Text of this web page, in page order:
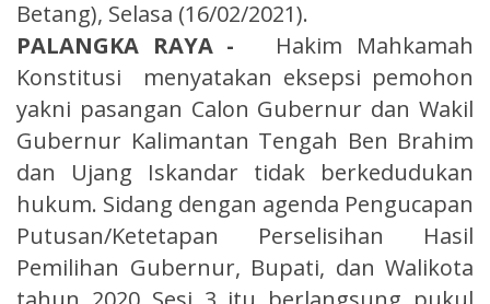
Betang), Selasa (16/02/2021).
PALANGKA RAYA -
Hakim Mahkamah
Konstitusi menyatakan eksepsi pemohon
yakni pasangan Calon Gubernur dan Wakil
Gubernur Kalimantan Tengah Ben Brahim
dan Ujang Iskandar tidak berkedudukan
hukum. Sidang dengan agenda Pengucapan
Putusan/Ketetapan Perselisihan Hasil
Pemilihan Gubernur, Bupati, dan Walikota